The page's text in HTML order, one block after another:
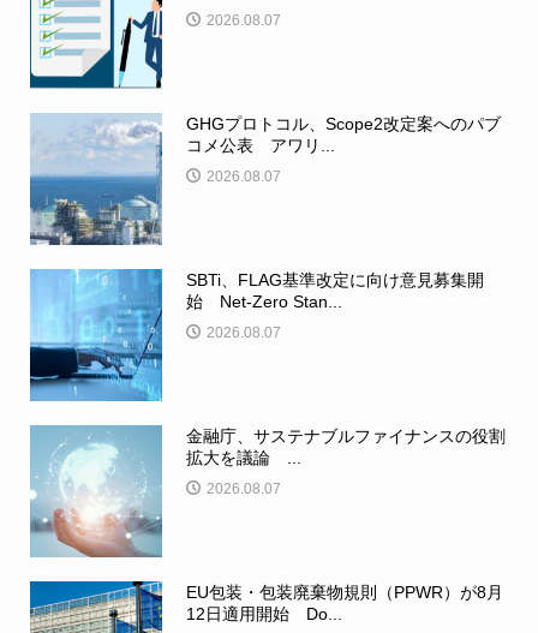
2026.08.07
GHGプロトコル、Scope2改定案へのパブ
コメ公表 アワリ...
2026.08.07
SBTi、FLAG基準改定に向け意見募集開
始 Net-Zero Stan...
2026.08.07
金融庁、サステナブルファイナンスの役割
拡大を議論 ...
2026.08.07
EU包装・包装廃棄物規則（PPWR）が8月
12日適用開始 Do...